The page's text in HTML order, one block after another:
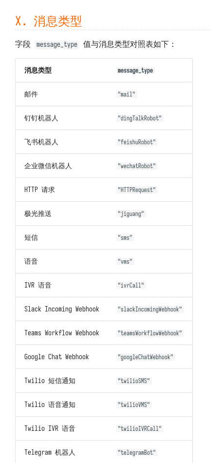
X. 消息类型
字段 message_type 值与消息类型对照表如下：
消息类型 message_type
邮件 "mail"
钉钉机器人 "dingTalkRobot"
飞书机器人 "feishuRobot"
企业微信机器人 "wechatRobot"
HTTP 请求 "HTTPRequest"
极光推送 "jiguang"
短信 "sms"
语音 "vms"
IVR 语音 "ivrCall"
Slack Incoming Webhook "slackIncomingWebhook"
Teams Workflow Webhook "teamsWorkflowWebhook"
Google Chat Webhook "googleChatWebhook"
Twilio 短信通知 "twilioSMS"
Twilio 语音通知 "twilioVMS"
Twilio IVR 语音 "twilioIVRCall"
Telegram 机器人 "telegramBot"